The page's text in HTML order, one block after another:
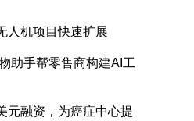
人机项目快速扩展
助手帮零售商构建AI工
元融资，为癌症中心提